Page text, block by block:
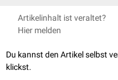
extrakorporaler Kreislauf
extrakorporale
siehe auch:intrakorporal
Artikelinhalt ist veraltet?
Hier melden
Du kannst den Artikel selbst
klickst.